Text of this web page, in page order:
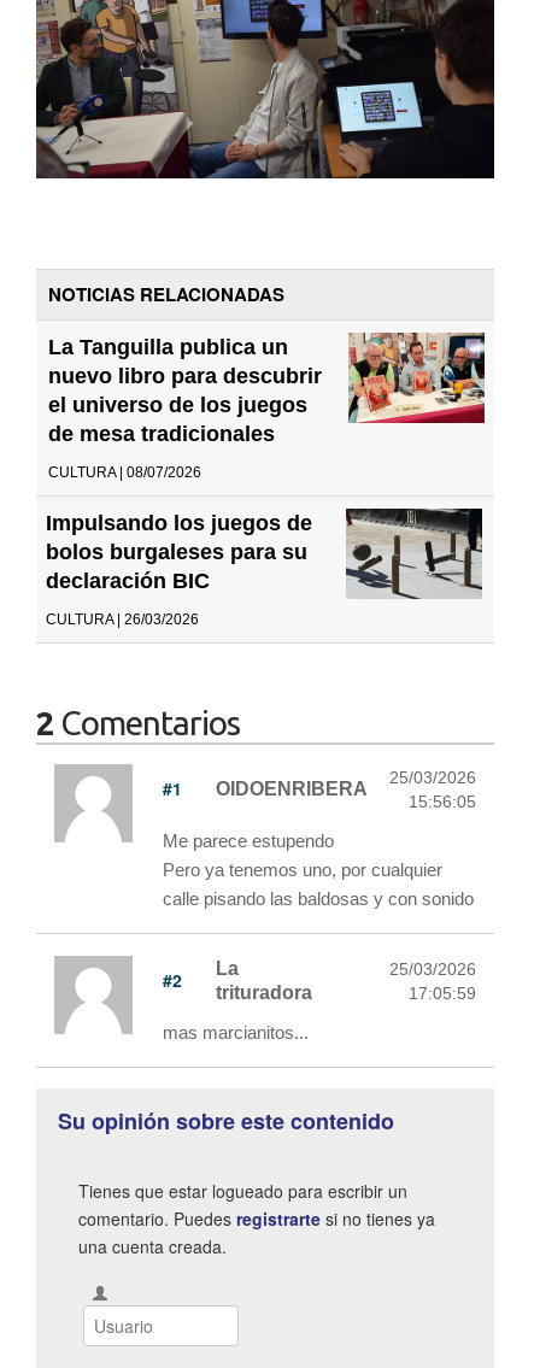
NOTICIAS RELACIONADAS
La Tanguilla publica un
nuevo libro para descubrir
el universo de los juegos
de mesa tradicionales
CULTURA | 08/07/2026
Impulsando los juegos de
bolos burgaleses para su
declaración BIC
CULTURA | 26/03/2026
2 Comentarios
#1 OIDOENRIBERA
25/03/2026
15:56:05
Me parece estupendo
Pero ya tenemos uno, por cualquier
calle pisando las baldosas y con sonido
#2
La
trituradora
25/03/2026
17:05:59
mas marcianitos...
Su opinión sobre este contenido
Tienes que estar logueado para escribir un
comentario. Puedes registrarte si no tienes ya
una cuenta creada.